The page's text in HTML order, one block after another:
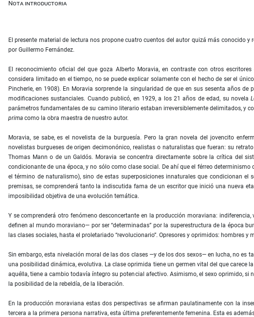
Nota introductoria
El presente material de lectura nos propone cuatro cuentos del autor quizá más conocido
por Guillermo Fernández.
El reconocimiento oficial del que goza Alberto Moravia, en contraste con otros
considera limitado en el tiempo, no se puede explicar solamente con el hecho de ser el
Pincherle, en 1908). En Moravia sorprende la singularidad de que en sus sesenta años
modificaciones sustanciales. Cuando publicó, en 1929, a los 21 años de edad, su novela
parámetros fundamentales de su camino literario estaban irreversiblemente delimitados, y
prima como la obra maestra de nuestro autor.
Moravia, se sabe, es el novelista de la burguesía. Pero la gran novela del jovencito
novelistas burgueses de origen decimonónico, realistas o naturalistas que fueran: su
Thomas Mann o de un Galdós. Moravia se concentra directamente sobre la crítica del
condicionante de una época, y no sólo como clase social. De ahí que el férreo
el término de naturalismo), sino de estas superposiciones innaturales que condicionan
premisas, se comprenderá tanto la indiscutida fama de un escritor que inició una nueva
imposibilidad objetiva de una evolución temática.
Y se comprenderá otro fenómeno desconcertante en la producción moraviana:
definen al mundo moraviano— por ser “determinadas” por la superestructura de la época
las clases sociales, hasta el proletariado “revolucionario”. Opresores y oprimidos: hombres y
Sin embargo, esta nivelación moral de las dos clases —y de los dos sexos— en lucha, no es
una posibilidad dinámica, evolutiva. La clase oprimida tiene un germen vital del que carece
aquélla, tiene a cambio todavía íntegro su potencial afectivo. Asimismo, el sexo oprimido, si
la posibilidad de la rebeldía, de la liberación.
En la producción moraviana estas dos perspectivas se afirman paulatinamente con la
tercera a la primera persona narrativa, esta última preferentemente femenina. Esta es